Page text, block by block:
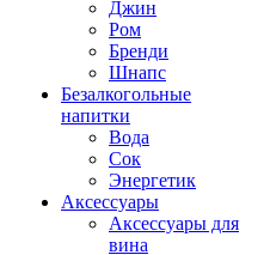
Джин
Ром
Бренди
Шнапс
Безалкогольные
напитки
Вода
Сок
Энергетик
Аксессуары
Аксессуары для
вина